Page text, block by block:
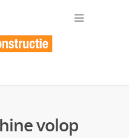
volop